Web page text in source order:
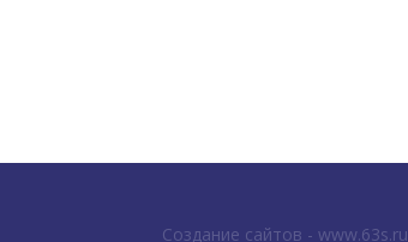
Создание сайтов - www.63s.ru